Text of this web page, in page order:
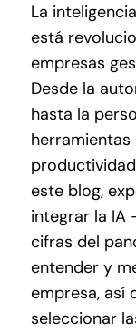
La
está
empresas
Desde la
hasta la
herramientas
este blog,
integrar la IA
cifras del
entender y
empresa, así
seleccionar